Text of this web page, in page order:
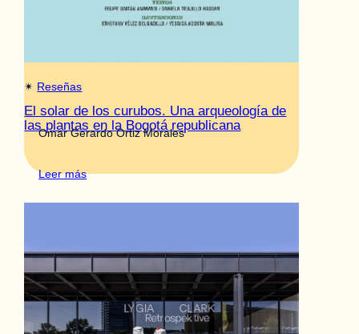
✴︎ Reseñas
El solar de los curubos. Una arqueología de
las plantas en la Bogotá republicana
Omar Gerardo Ortiz Morales
Leer más